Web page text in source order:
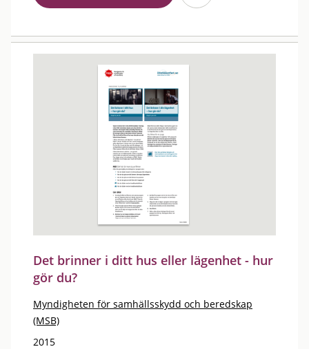
Det brinner i ditt hus eller lägenhet - hur
gör du?
Myndigheten för samhällsskydd och beredskap
(MSB)
2015